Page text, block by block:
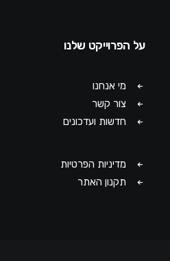
על הפרוייקט שלנו
מי אנחנו
צור קשר
חדשות ועדכונים
מדיניות הפרטיות
תקנון האתר